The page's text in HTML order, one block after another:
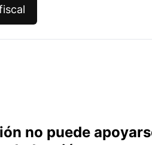
no puede